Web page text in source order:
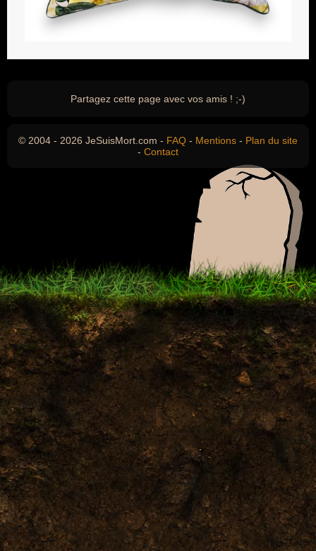
Partagez cette page avec vos amis ! ;-)
© 2004 - 2026 JeSuisMort.com - FAQ - Mentions - Plan du site
- Contact